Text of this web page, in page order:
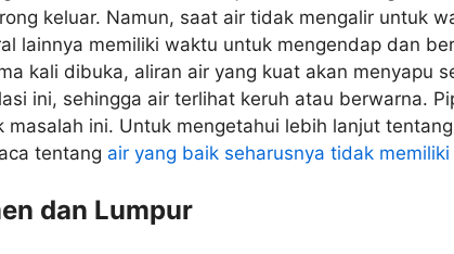
keluar. Namun, saat air tidak mengalir untuk
lainnya memiliki waktu untuk mengendap dan
kali dibuka, aliran air yang kuat akan menyapu
ini, sehingga air terlihat keruh atau berwarna.
ini. Untuk mengetahui lebih lanjut
tentang air yang baik seharusnya tidak
dan Lumpur